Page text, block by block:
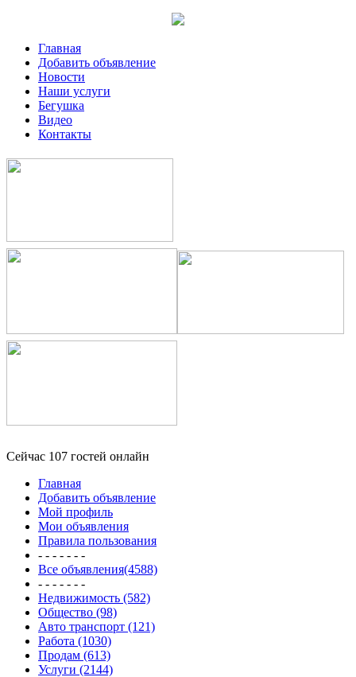
Главная
Добавить объявление
Новости
Наши услуги
Бегушка
Видео
Контакты
Сейчас 107 гостей онлайн
Главная
Добавить объявление
Мой профиль
Мои объявления
Правила пользования
- - - - - - -
Все объявления(4588)
- - - - - - -
Недвижимость (582)
Общество (98)
Авто транспорт (121)
Работа (1030)
Продам (613)
Услуги (2144)